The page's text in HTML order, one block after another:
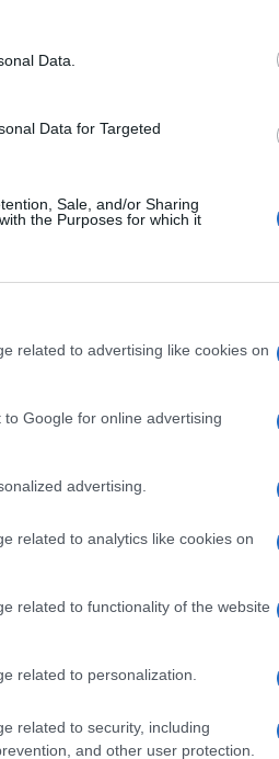
Data.
Data for Targeted
Sale, and/or Sharing
the Purposes for which it
related to advertising like cookies on
Google for online advertising
advertising.
related to analytics like cookies on
related to functionality of the website
related to personalization.
related to security, including
and other user protection.
dei partiti, il
si poteva
socialista e
era un simbolo
nel senso forte del
della Repubblica e
da Pietro
si sarebbero
lealmente le
posizione
anche
giacché a
spirituale” le
di una
quel mondo
le vecchie
ascesa” di
e quanti si